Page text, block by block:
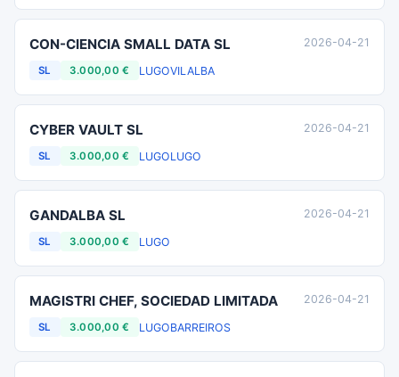
CON-CIENCIA SMALL DATA SL
SL 3.000,00 € LUGOVILALBA
2026-04-21
CYBER VAULT SL
SL 3.000,00 € LUGOLUGO
2026-04-21
GANDALBA SL
SL 3.000,00 € LUGO
2026-04-21
MAGISTRI CHEF, SOCIEDAD LIMITADA
SL 3.000,00 € LUGOBARREIROS
2026-04-21